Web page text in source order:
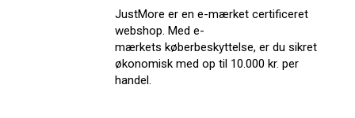
JustMore er en e-mærket certificeret
webshop. Med e-
mærkets køberbeskyttelse, er du sikret
økonomisk med op til 10.000 kr. per
handel.